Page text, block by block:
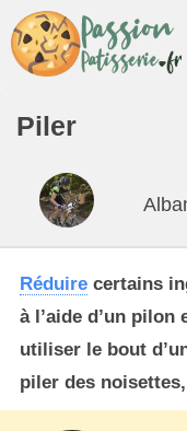
Piler
Réduire certains
à l’aide d’un pilon
utiliser le bout
piler des